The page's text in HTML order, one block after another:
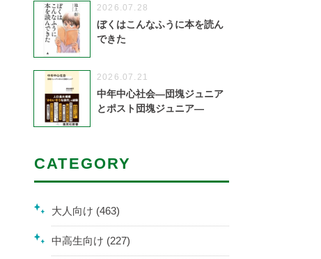
2026.07.28
ぼくはこんなふうに本を読ん
できた
2026.07.21
中年中心社会―団塊ジュニア
とポスト団塊ジュニア―
CATEGORY
大人向け (463)
中高生向け (227)